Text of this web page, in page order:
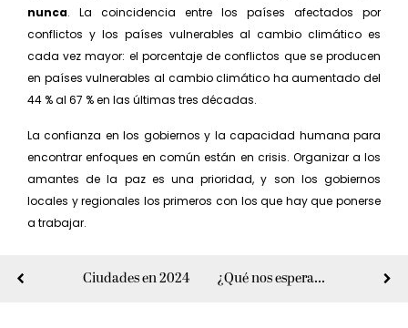
nunca. La coincidencia entre los países afectados por
conflictos y los países vulnerables al cambio climático es
cada vez mayor: el porcentaje de conflictos que se producen
en países vulnerables al cambio climático ha aumentado del
44 % al 67 % en las últimas tres décadas.
La confianza en los gobiernos y la capacidad humana para
encontrar enfoques en común están en crisis. Organizar a los
amantes de la paz es una prioridad, y son los gobiernos
locales y regionales los primeros con los que hay que ponerse
a trabajar.
Ciudades en 2024 ¿Qué nos espera en 2024?